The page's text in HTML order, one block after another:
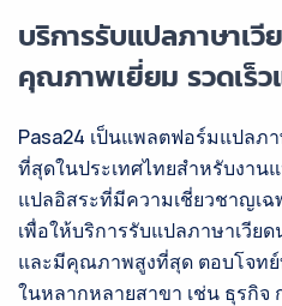
บริการรับแปลภาษาเ
คุณภาพเยี่ยม รวดเร็ว
Pasa24 เป็นแพลตฟอร์มแปลภ
ที่สุดในประเทศไทยสำหรับงาน
แปลอิสระที่มีความเชี่ยวชาญเฉ
เพื่อให้บริการรับแปลภาษาเวีย
และมีคุณภาพสูงที่สุด ตอบโจท
ในหลากหลายสาขา เช่น ธุรกิจ